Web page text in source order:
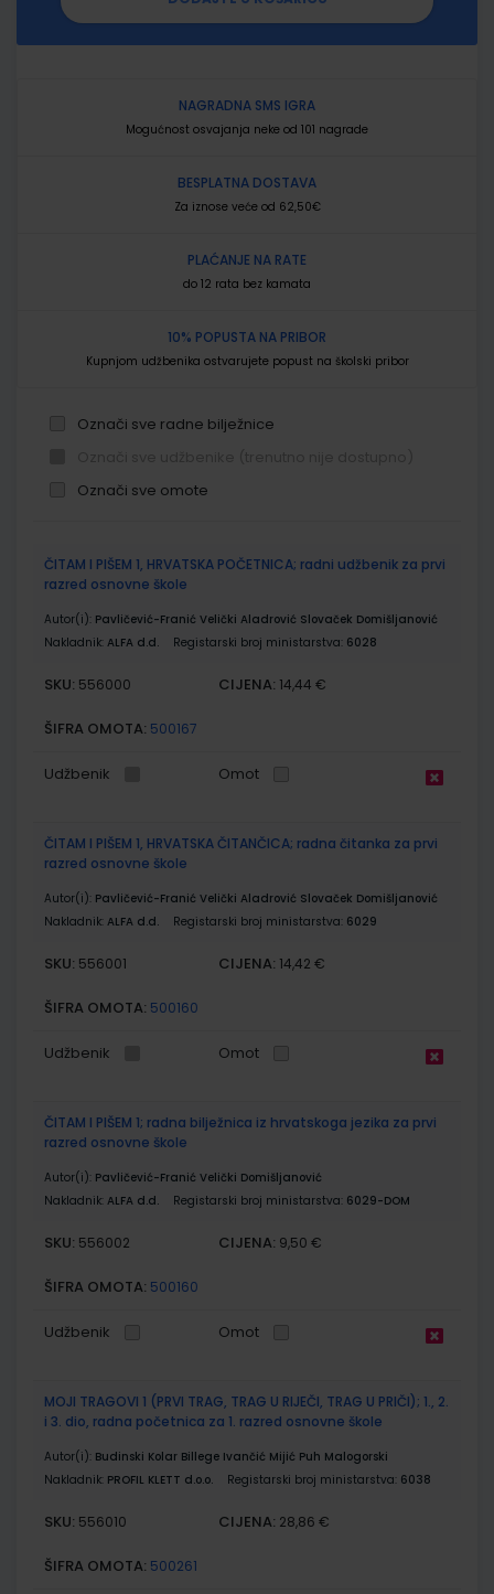
NAGRADNA SMS IGRA
Mogućnost osvajanja neke od 101 nagrade
BESPLATNA DOSTAVA
Za iznose veće od 62,50€
PLAĆANJE NA RATE
do 12 rata bez kamata
10% POPUSTA NA PRIBOR
Kupnjom udžbenika ostvarujete popust na školski pribor
Označi sve radne bilježnice
Označi sve omote
proizvodi
ČITAM I PIŠEM 1, HRVATSKA POČETNICA; radni udžbenik za prvi
razred osnovne škole
Autor(i): Pavličević-Franić Velički Aladrović Slovaček Domišljanović
Nakladnik: ALFA d.d. Registarski broj ministarstva: 6028
SKU: 556000 CIJENA: 14,44 €
ŠIFRA OMOTA: 500167
Udžbenik Omot
ČITAM I PIŠEM 1, HRVATSKA ČITANČICA; radna čitanka za prvi
razred osnovne škole
Autor(i): Pavličević-Franić Velički Aladrović Slovaček Domišljanović
Nakladnik: ALFA d.d. Registarski broj ministarstva: 6029
SKU: 556001 CIJENA: 14,42 €
ŠIFRA OMOTA: 500160
Udžbenik Omot
ČITAM I PIŠEM 1; radna bilježnica iz hrvatskoga jezika za prvi
razred osnovne škole
Autor(i): Pavličević-Franić Velički Domišljanović
Nakladnik: ALFA d.d. Registarski broj ministarstva: 6029-DOM
SKU: 556002 CIJENA: 9,50 €
ŠIFRA OMOTA: 500160
Udžbenik Omot
MOJI TRAGOVI 1 (PRVI TRAG, TRAG U RIJEČI, TRAG U PRIČI); 1., 2.
i 3. dio, radna početnica za 1. razred osnovne škole
Autor(i): Budinski Kolar Billege Ivančić Mijić Puh Malogorski
Nakladnik: PROFIL KLETT d.o.o. Registarski broj ministarstva: 6038
SKU: 556010 CIJENA: 28,86 €
ŠIFRA OMOTA: 500261